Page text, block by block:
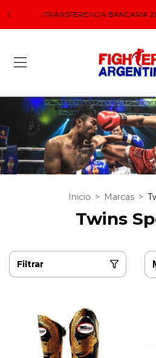
¡TRANSFERENCIA BANCARIA
Inicio > Marcas >
Twins
Filtrar